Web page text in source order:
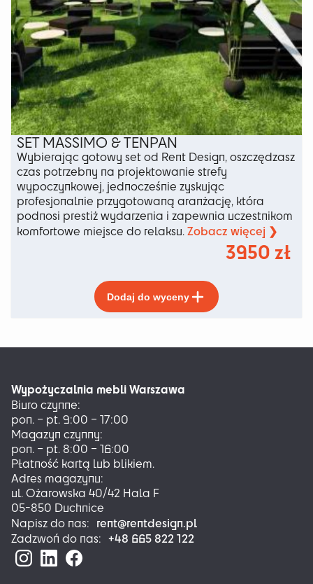
SET MASSIMO & TENPAN
Wybierając gotowy set od Rent Design, oszczędzasz
czas potrzebny na projektowanie strefy
wypoczynkowej, jednocześnie zyskując
profesjonalnie przygotowaną aranżację, która
podnosi prestiż wydarzenia i zapewnia uczestnikom
komfortowe miejsce do relaksu.Zobacz więcej ❯
3950zł
Dodaj do wyceny
produkt
ma
wariantów.
wybrać
Wypożyczalnia mebli Warszawa
Biuro czynne:
pon. – pt. 9:00 – 17:00
Magazyn czynny:
pon. – pt. 8:00 – 16:00
Płatność kartą lub blikiem.
Adres magazynu:
ul. Ożarowska 40/42 Hala F
05-850 Duchnice
Napisz do nas: rent@rentdesign.pl
Zadzwoń do nas: +48 665 822 122